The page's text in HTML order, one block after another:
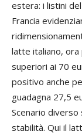
estera: i listini
Francia
latte italiano,
superiori ai 70
positivo anche
guadagna 27,5
Scenario diverso
stabilità. Qui il